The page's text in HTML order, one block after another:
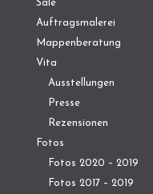
Sale
Auftragsmalerei
Mappenberatung
Vita
Ausstellungen
Presse
Rezensionen
Fotos
Fotos 2020 – 2019
Fotos 2017 – 2019